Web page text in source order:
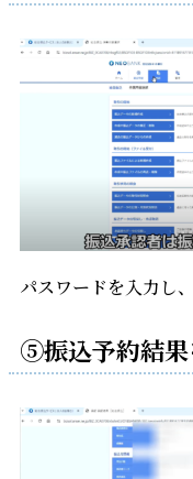
パスワードを入力し
⑤振込予約結果